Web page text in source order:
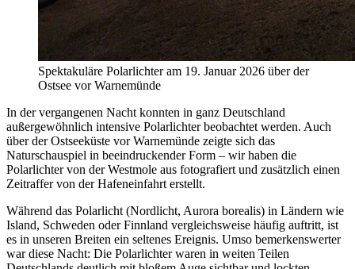
Spektakuläre Polarlichter am 19. Januar 2026 über der
Ostsee vor Warnemünde
In der vergangenen Nacht konnten in ganz Deutschland
außergewöhnlich intensive Polarlichter beobachtet werden. Auch
über der Ostseeküste vor Warnemünde zeigte sich das
Naturschauspiel in beeindruckender Form – wir haben die
Polarlichter von der Westmole aus fotografiert und zusätzlich einen
Zeitraffer von der Hafeneinfahrt erstellt.
Während das Polarlicht (Nordlicht, Aurora borealis) in Ländern wie
Island, Schweden oder Finnland vergleichsweise häufig auftritt, ist
es in unseren Breiten ein seltenes Ereignis. Umso bemerkenswerter
war diese Nacht: Die Polarlichter waren in weiten Teilen